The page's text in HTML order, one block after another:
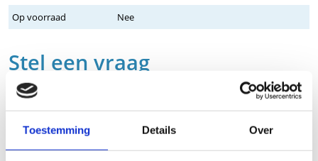
Toestemming Details Over
Op voorraad
Nee
Stel een vraag
Wij nemen binnen 24 uur contact met je op via de e-mail of telefoon.
We gebruiken je informatie alleen om met jou in contact te komen.
Product